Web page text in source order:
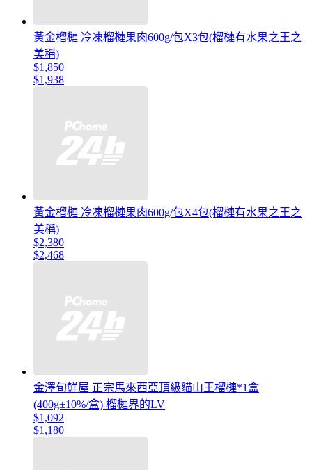
黃金榴槤 冷凍榴槤果肉600g/包X3包(榴槤有水果之王之
美稱)
$1,850
$1,938
黃金榴槤 冷凍榴槤果肉600g/包X4包(榴槤有水果之王之
美稱)
$2,380
$2,468
金澤旬鮮屋 正宗馬來西亞頂級貓山王榴槤*1盒
(400g±10%/盒) 榴槤界的LV
$1,092
$1,180